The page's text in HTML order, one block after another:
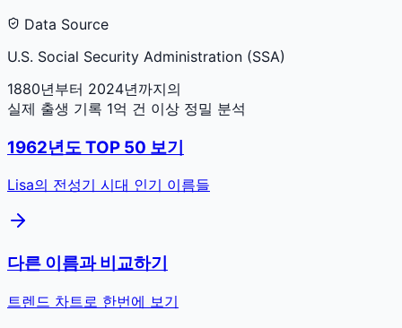
Data Source
U.S. Social Security Administration (SSA)
1880년부터 2024년까지의
실제 출생 기록 1억 건 이상 정밀 분석
1962년도 TOP 50 보기
Lisa의 전성기 시대 인기 이름들
다른 이름과 비교하기
트렌드 차트로 한번에 보기